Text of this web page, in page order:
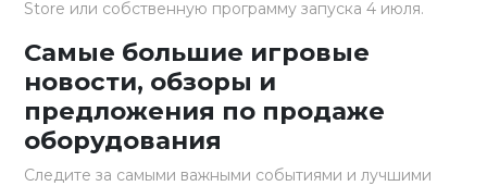
Store или собственную программу запуска 4 июля.
Самые большие игровые
новости, обзоры и
предложения по продаже
оборудования
Следите за самыми важными событиями и лучшими